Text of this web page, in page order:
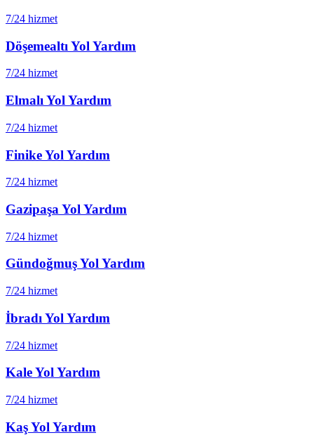
7/24 hizmet
Döşemealtı Yol Yardım
7/24 hizmet
Elmalı Yol Yardım
7/24 hizmet
FinikeYol Yardım
7/24 hizmet
Gazipaşa Yol Yardım
7/24 hizmet
GündoğmuşYol Yardım
7/24 hizmet
İbradı Yol Yardım
7/24 hizmet
KaleYol Yardım
7/24 hizmet
KaşYol Yardım